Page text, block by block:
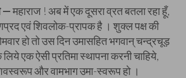
—महाराज ! अब में एक दूसरा व्रत बतला रहा हूँ,
एवं शिवलोक-प्रापक है । शुक्ल पक्ष की
हो तो उस दिन उमासहित भगवान् चन्द्रचूड़
एक ऐसी प्रतिमा स्थापना करनी चाहिये,
और वामभाग उमा-स्वरूप हो ।